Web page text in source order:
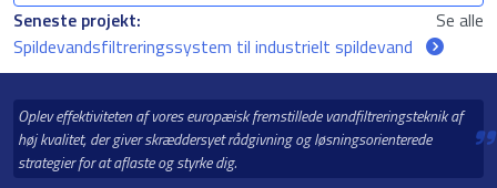
Seneste projekt:
Se alle
Spildevandsfiltreringssystem til industrielt spildevand
Oplev effektiviteten af vores europæisk fremstillede vandfiltreringsteknik af
høj kvalitet, der giver skræddersyet rådgivning og løsningsorienterede
strategier for at aflaste og styrke dig.